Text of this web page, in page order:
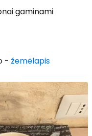
gaminami
- žemėlapis